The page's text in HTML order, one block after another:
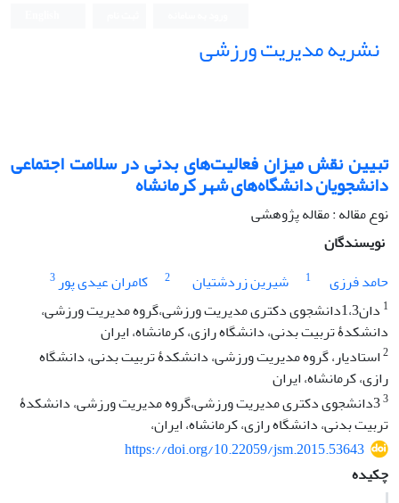
نشریه مدیریت ورزشی
تبیین نقش میزان فعالیت‌های بدنی در سلامت اجتماعی
دانشجویان دانشگاه‌های شهر کرمانشاه
نوع مقاله : مقاله پژوهشی
نویسندگان
حامد فرزی
1 شیرین زردشتیان 2 کامران عیدی پور3
1
دان1،3دانشجوی دکتری مدیریت ورزشی،گروه مدیریت ورزشی،
دانشکدۀ تربیت بدنی، دانشگاه رازی، کرمانشاه، ایران
2استاد‌یار، گروه مدیریت ورزشی، دانشکدۀ تربیت بدنی، دانشگاه
رازی، کرمانشاه، ایران
3 3دانشجوی دکتری مدیریت ورزشی،گروه مدیریت ورزشی، دانشکدۀ
تربیت بدنی، دانشگاه رازی، کرمانشاه، ایران،
https://doi.org/10.22059/jsm.2015.53643
چکیده